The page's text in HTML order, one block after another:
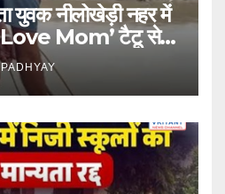
युवक नीलोखेड़ी नहर में
‘Love Mom’ टैटू से